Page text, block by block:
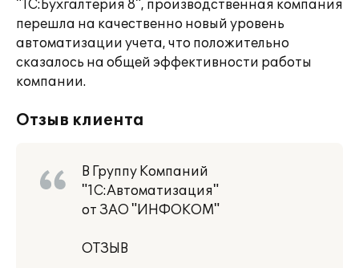
"1С:Бухгалтерия 8", производственная компания
перешла на качественно новый уровень
автоматизации учета, что положительно
сказалось на общей эффективности работы
компании.
Отзыв клиента
В Группу Компаний
"1С:Автоматизация"
от ЗАО "ИНФОКОМ"
ОТЗЫВ